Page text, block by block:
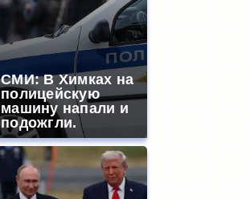
СМИ: В Химках на
полицейскую
машину напали и
подожгли.